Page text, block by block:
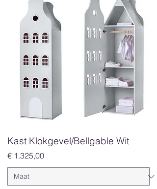
Kast Klokgevel/Bellgable Wit
Prijs
€ 1.325,00